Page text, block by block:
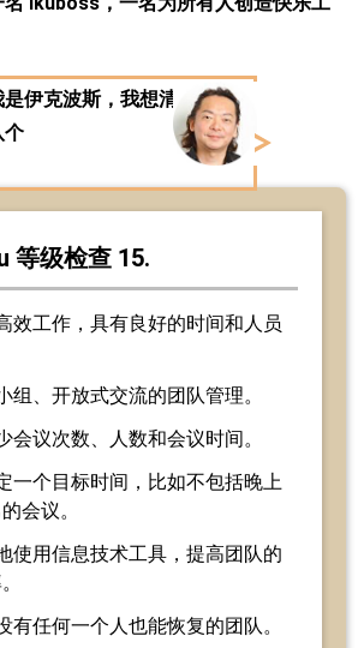
是伊克波斯，我想清除其
个
等级检查 15.
效工作，具有良好的时间和人员
组、开放式交流的团队管理。
会议次数、人数和会议时间。
一个目标时间，比如不包括晚上
会议。
使用信息技术工具，提高团队的
有任何一个人也能恢复的团队。